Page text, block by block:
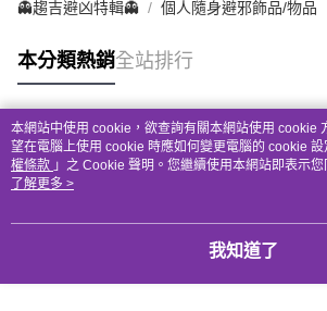
👻趨吉避凶特輯👻 個人隨身避邪飾品/物品
本分類熱銷全站排行
熱門標籤
本網站中使用 cookie，欲查詢有關本網站使用 cookie
望在電腦上使用 cookie 時應如何變更電腦的 cookie 設
權條款 」之 Cookie 聲明。您繼續使用本網站即表示
用條款之 Cookie 聲明使用 cookie。
了解更多 >
我知道了